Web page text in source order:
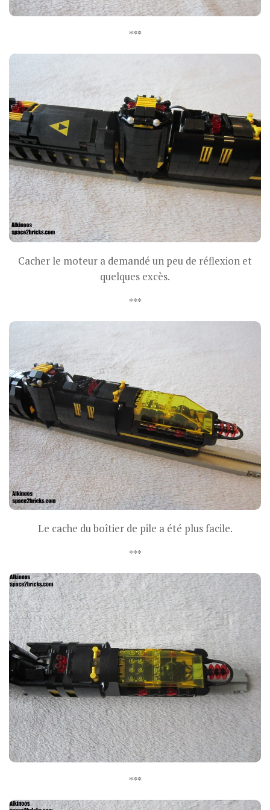
***
Cacher le moteur a demandé un peu de réflexion et
quelques excès.
***
Le cache du boîtier de pile a été plus facile.
***
***